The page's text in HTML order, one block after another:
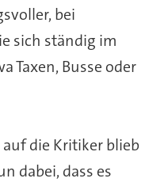
bei
sich ständig im
Taxen, Busse oder
die Kritiker blieb
dabei, dass es